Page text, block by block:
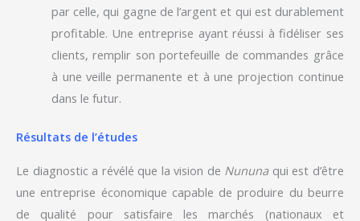
par celle, qui gagne de l’argent et qui est durablement
profitable. Une entreprise ayant réussi à fidéliser ses
clients, remplir son portefeuille de commandes grâce
à une veille permanente et à une projection continue
dans le futur.
Résultats de l’études
Le diagnostic a révélé que la vision de Nununaqui est d’être
une entreprise économique capable de produire du beurre
de qualité pour satisfaire les marchés (nationaux et